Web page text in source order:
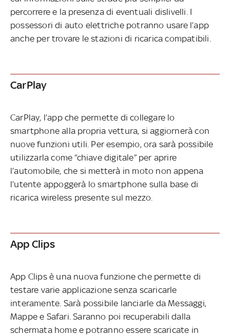
percorrere e la presenza di eventuali dislivelli. I
possessori di auto elettriche potranno usare l’app
anche per trovare le stazioni di ricarica compatibili.
CarPlay
CarPlay, l’app che permette di collegare lo
smartphone alla propria vettura, si aggiornerà con
nuove funzioni utili. Per esempio, ora sarà possibile
utilizzarla come “chiave digitale” per aprire
l’automobile, che si metterà in moto non appena
l’utente appoggerà lo smartphone sulla base di
ricarica wireless presente sul mezzo.
App Clips
App Clips è una nuova funzione che permette di
testare varie applicazione senza scaricarle
interamente. Sarà possibile lanciarle da Messaggi,
Mappe e Safari. Saranno poi recuperabili dalla
schermata home e potranno essere scaricate in